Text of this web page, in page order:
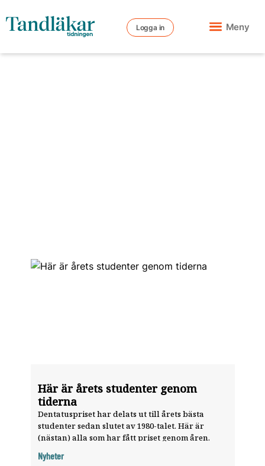
Logga in Meny
Här är årets studenter genom
tiderna
Dentatuspriset har delats ut till årets bästa
studenter sedan slutet av 1980-talet. Här är
(nästan) alla som har fått priset genom åren.
Nyheter